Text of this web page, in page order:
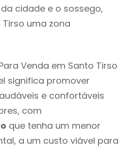
cidade e o sossego,
uma zona
Venda em Santo Tirso
significa promover
e confortáveis
com
que tenha um menor
a um custo viável para